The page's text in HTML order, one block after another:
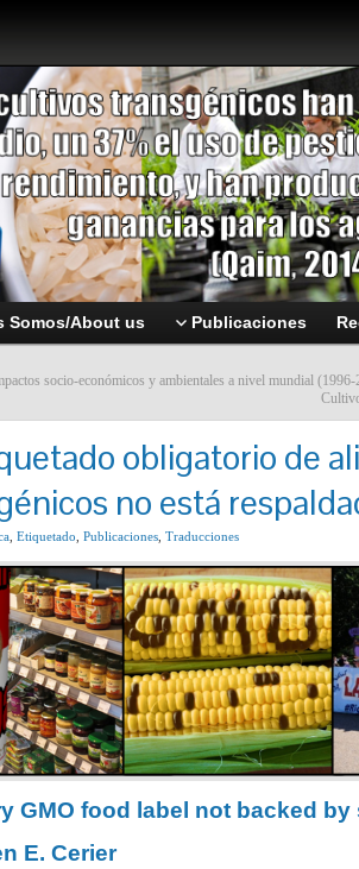
Somos/About us Publicaciones
socio-económicos y ambientales a nivel mundial
obligatorio de
no está
Etiquetado Publicaciones Traducciones
GMO food label not backed by
E. Cerier